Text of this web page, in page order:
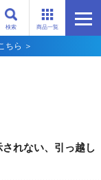
商品一覧
検索
ちら ＞
されない、引っ越し